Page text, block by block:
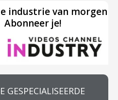
industrie van morgen
Abonneer je!
GESPECIALISEERDE